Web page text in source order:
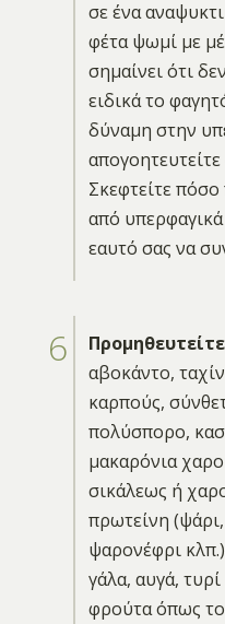
σε ένα
φέτα ψωμί με
σημαίνει ότι
ειδικά το
δύναμη στην
Σκεφτείτε
από
εαυτό σας να
αβοκάντο,
καρπούς,
πολύσπορο,
μακαρόνια
σικάλεως ή
πρωτείνη
ψαρονέφρι
γάλα, αυγά,
φρούτα όπως το